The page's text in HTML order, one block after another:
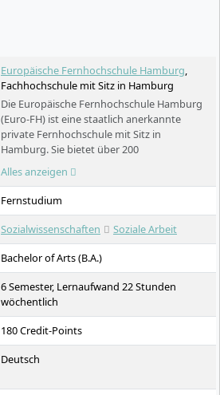
Europäische Fernhochschule Hamburg,
Fachhochschule mit Sitz in Hamburg
Die Europäische Fernhochschule Hamburg
(Euro-FH) ist eine staatlich anerkannte
private Fernhochschule mit Sitz in
Hamburg. Sie bietet über 200
Studienprogramme in verschiedenen
Fachbereichen an – berufsbegleitend,
flexibel und digital. Als Teil der Klett Gruppe
Betreuung, innovative Lernformate wie die
Studienoptionen. Die Euro-FH ermöglicht
ein Studium auch ohne Abitur sowie den
Zugang zum Masterstudium ohne
Erststudium.
Alles anzeigen
Fernstudium
Sozialwissenschaften
Soziale Arbeit
Bachelor of Arts (B.A.)
6 Semester, Lernaufwand 22 Stunden
wöchentlich
180 Credit-Points
Deutsch